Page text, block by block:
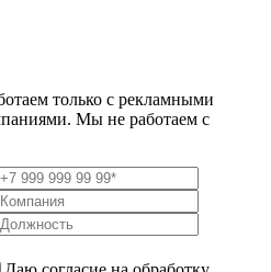
только с рекламными
Мы не работаем с